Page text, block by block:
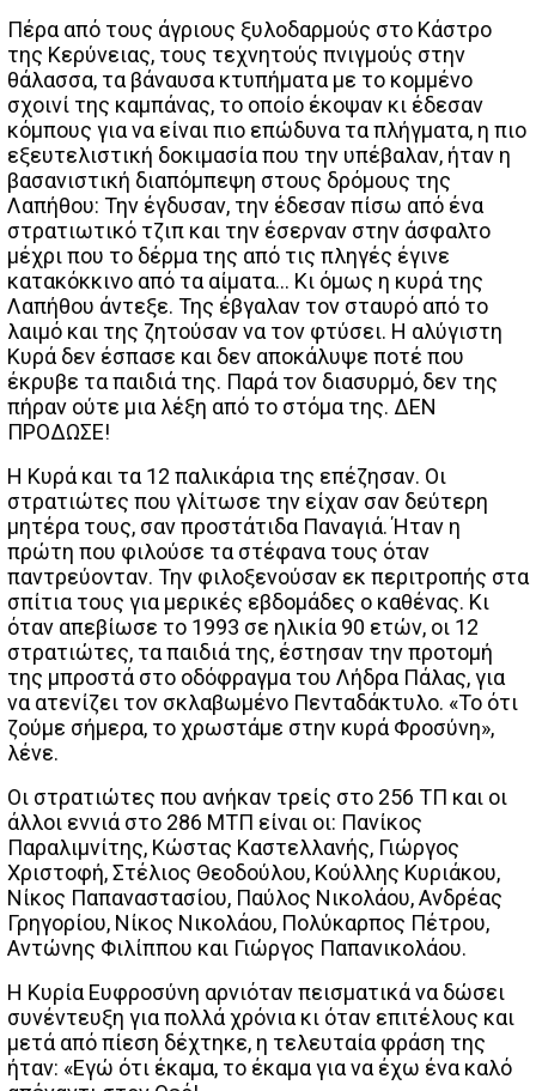
Πέρα από τους άγριους ξυλοδαρμούς στο Κάστρο
της Κερύνειας, τους τεχνητούς πνιγμούς στην
θάλασσα, τα βάναυσα κτυπήματα με το κομμένο
σχοινί της καμπάνας, το οποίο έκοψαν κι έδεσαν
κόμπους για να είναι πιο επώδυνα τα πλήγματα, η πιο
εξευτελιστική δοκιμασία που την υπέβαλαν, ήταν η
βασανιστική διαπόμπεψη στους δρόμους της
Λαπήθου: Την έγδυσαν, την έδεσαν πίσω από ένα
στρατιωτικό τζιπ και την έσερναν στην άσφαλτο
μέχρι που το δέρμα της από τις πληγές έγινε
κατακόκκινο από τα αίματα… Κι όμως η κυρά της
Λαπήθου άντεξε. Της έβγαλαν τον σταυρό από το
λαιμό και της ζητούσαν να τον φτύσει. Η αλύγιστη
Κυρά δεν έσπασε και δεν αποκάλυψε ποτέ που
έκρυβε τα παιδιά της. Παρά τον διασυρμό, δεν της
πήραν ούτε μια λέξη από το στόμα της. ΔΕΝ
ΠΡΟΔΩΣΕ!
Η Κυρά και τα 12 παλικάρια της επέζησαν. Οι
στρατιώτες που γλίτωσε την είχαν σαν δεύτερη
μητέρα τους, σαν προστάτιδα Παναγιά. Ήταν η
πρώτη που φιλούσε τα στέφανα τους όταν
παντρεύονταν. Την φιλοξενούσαν εκ περιτροπής στα
σπίτια τους για μερικές εβδομάδες ο καθένας. Κι
όταν απεβίωσε το 1993 σε ηλικία 90 ετών, οι 12
στρατιώτες, τα παιδιά της, έστησαν την προτομή
της μπροστά στο οδόφραγμα του Λήδρα Πάλας, για
να ατενίζει τον σκλαβωμένο Πενταδάκτυλο. «Το ότι
ζούμε σήμερα, το χρωστάμε στην κυρά Φροσύνη»,
λένε.
Οι στρατιώτες που ανήκαν τρείς στο 256 ΤΠ και οι
άλλοι εννιά στο 286 ΜΤΠ είναι οι: Πανίκος
Παραλιμνίτης, Κώστας Καστελλανής, Γιώργος
Χριστοφή, Στέλιος Θεοδούλου, Κούλλης Κυριάκου,
Νίκος Παπαναστασίου, Παύλος Νικολάου, Ανδρέας
Γρηγορίου, Νίκος Νικολάου, Πολύκαρπος Πέτρου,
Αντώνης Φιλίππου και Γιώργος Παπανικολάου.
Η Κυρία Ευφροσύνη αρνιόταν πεισματικά να δώσει
συνέντευξη για πολλά χρόνια κι όταν επιτέλους και
μετά από πίεση δέχτηκε, η τελευταία φράση της
ήταν: «Εγώ ότι έκαμα, το έκαμα για να έχω ένα καλό